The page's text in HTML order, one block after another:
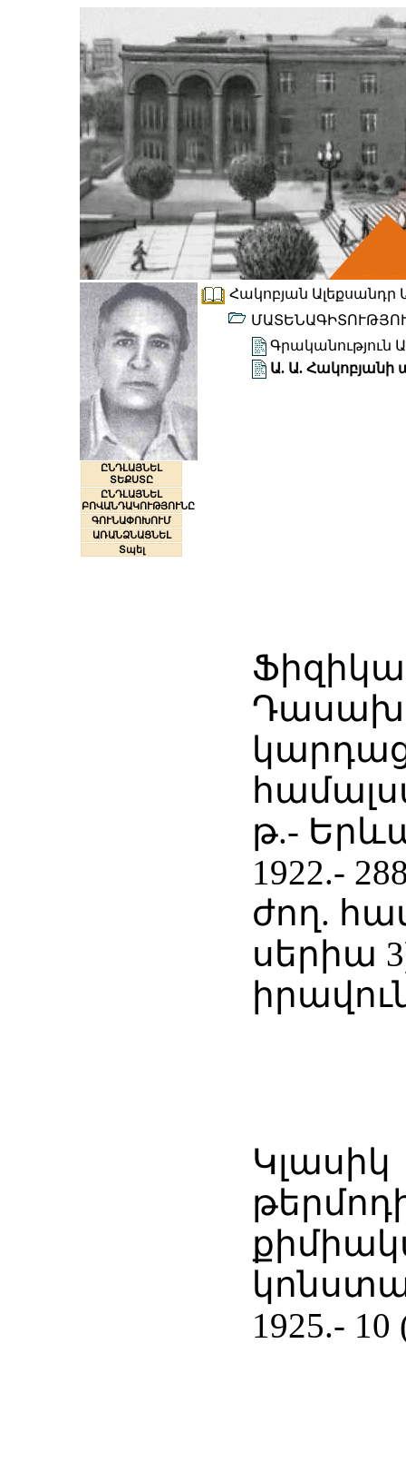
ԸՆԴԼԱՅՆԵԼ
ՏԵՔՍՏԸ
ԸՆԴԼԱՅՆԵԼ
ԲՈՎԱՆԴԱԿՈՒԹՅՈՒՆԸ
ԳՈՒՆԱՓՈԽՈՒՄ
ԱՌԱՆՁՆԱՑՆԵԼ
Տպել
Հակոբյան Ալեքսանդր
Գրականություն
Ա. Ա. Հակոբյանի
թ.-
1922.-
ժող.
սերիա
Կլասիկ
1925.- 10